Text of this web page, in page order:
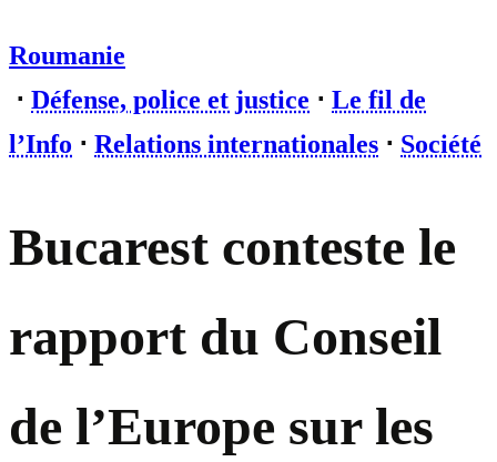
Roumanie
⋅ Défense, police et justice ⋅ Le fil de
l’Info ⋅ Relations internationales ⋅ Société
Bucarest conteste le
rapport du Conseil
de l’Europe sur les